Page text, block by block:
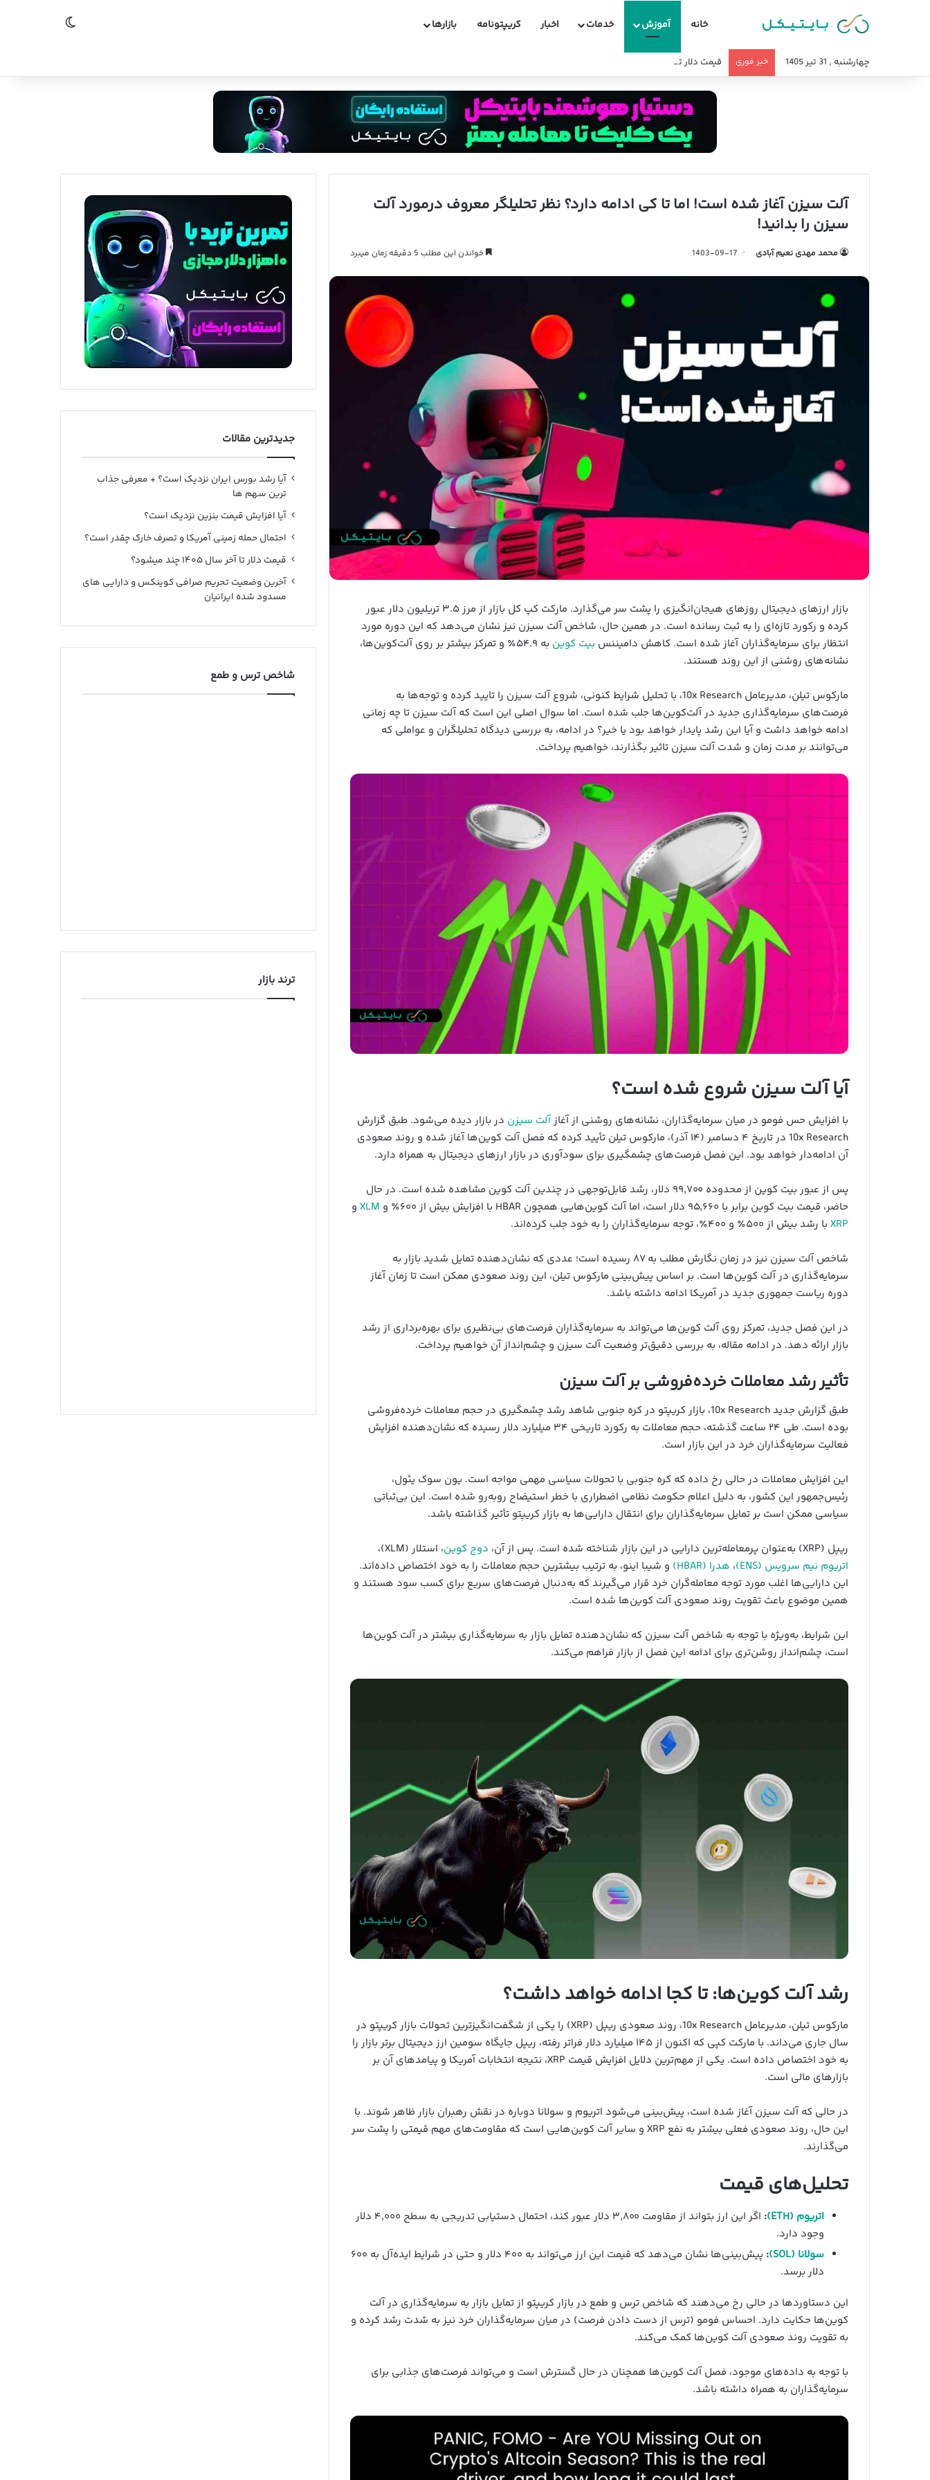
خانه آموزش خدمات اخبار کریپتونامه بازارها
چهارشنبه , 31 تیر 1405 خبر فوری قیمت دلار تا آخر سال ۱۴۰۵ چند میشود؟
آلت سیزن آغاز شده است! اما تا کی ادامه دارد؟ نظر تحلیلگر معروف درمورد آلت
سیزن را بدانید!
محمد مهدی نعیم آبادی 1403-09-17 خواندن این مطلب 5 دقیقه زمان میبرد
بازار ارزهای دیجیتال روزهای هیجان‌انگیزی را پشت سر می‌گذارد. مارکت کپ کل بازار از مرز ۳.۵ تریلیون دلار عبور
کرده و رکورد تازه‌ای را به ثبت رسانده است. در همین حال، شاخص آلت سیزن نیز نشان می‌دهد که این دوره مورد
انتظار برای سرمایه‌گذاران آغاز شده است. کاهش دامیننس بیت کوین
به ۵۴.۹٪ و تمرکز بیشتر بر روی آلت‌کوین‌ها،
نشانه‌های روشنی از این روند هستند.
مارکوس تیلن، مدیرعامل 10x Research، با تحلیل شرایط کنونی، شروع آلت سیزن را تایید کرده و توجه‌ها به
فرصت‌های سرمایه‌گذاری جدید در آلت‌کوین‌ها جلب شده است. اما سوال اصلی این است که آلت سیزن تا چه زمانی
ادامه خواهد داشت و آیا این رشد پایدار خواهد بود یا خیر؟ در ادامه، به بررسی دیدگاه تحلیلگران و عواملی که
می‌توانند بر مدت زمان و شدت آلت سیزن تاثیر بگذارند، خواهیم پرداخت.
آیا آلت سیزن شروع شده است؟
با افزایش حس فومو در میان سرمایه‌گذاران، نشانه‌های روشنی از آغازآلت سیزن در بازار دیده می‌شود. طبق گزارش
10x Research در تاریخ ۴ دسامبر (۱۴ آذر)، مارکوس تیلن تأیید کرده که فصل آلت کوین‌ها آغاز شده و روند صعودی
آن ادامه‌دار خواهد بود. این فصل فرصت‌های چشمگیری برای سودآوری در بازار ارزهای دیجیتال به همراه دارد.
پس از عبور بیت کوین از محدوده ۹۹,۷۰۰ دلار، رشد قابل‌توجهی در چندین آلت کوین مشاهده شده است. در حال
حاضر، قیمت بیت کوین برابر با ۹۵,۶۶۰ دلار است، اما آلت کوین‌هایی همچون HBAR با افزایش بیش از ۶۰۰٪ و
XLM و
XRP با رشد بیش از ۵۰۰٪ و ۴۰۰٪، توجه سرمایه‌گذاران را به خود جلب کرده‌اند.
شاخص آلت سیزن نیز در زمان نگارش مطلب به ۸۷ رسیده است؛ عددی که نشان‌دهنده تمایل شدید بازار به
سرمایه‌گذاری در آلت کوین‌ها است. بر اساس پیش‌بینی مارکوس تیلن، این روند صعودی ممکن است تا زمان آغاز
دوره ریاست جمهوری جدید در آمریکا ادامه داشته باشد.
در این فصل جدید، تمرکز روی آلت کوین‌ها می‌تواند به سرمایه‌گذاران فرصت‌های بی‌نظیری برای بهره‌برداری از رشد
بازار ارائه دهد. در ادامه مقاله، به بررسی دقیق‌تر وضعیت آلت سیزن و چشم‌انداز آن خواهیم پرداخت.
تأثیر رشد معاملات خرده‌فروشی بر آلت سیزن
طبق گزارش جدید 10x Research، بازار کریپتو در کره جنوبی شاهد رشد چشمگیری در حجم معاملات خرده‌فروشی
بوده است. طی ۲۴ ساعت گذشته، حجم معاملات به رکورد تاریخی ۳۴ میلیارد دلار رسیده که نشان‌دهنده افزایش
فعالیت سرمایه‌گذاران خرد در این بازار است.
این افزایش معاملات در حالی رخ داده که کره جنوبی با تحولات سیاسی مهمی مواجه است. یون سوک یئول،
رئیس‌جمهور این کشور، به دلیل اعلام حکومت نظامی اضطراری با خطر استیضاح روبه‌رو شده است. این بی‌ثباتی
سیاسی ممکن است بر تمایل سرمایه‌گذاران برای انتقال دارایی‌ها به بازار کریپتو تأثیر گذاشته باشد.
ریپل (XRP) به‌عنوان پرمعامله‌ترین دارایی در این بازار شناخته شده است. پس از آن، دوج کوین، استلار (XLM)،
اتریوم نیم سرویس (ENS)
، هدرا (HBAR)
و شیبا اینو، به ترتیب بیشترین حجم معاملات را به خود اختصاص داده‌اند.
این دارایی‌ها اغلب مورد توجه معامله‌گران خرد قرار می‌گیرند که به‌دنبال فرصت‌های سریع برای کسب سود هستند و
همین موضوع باعث تقویت روند صعودی آلت کوین‌ها شده است.
این شرایط، به‌ویژه با توجه به شاخص آلت سیزن که نشان‌دهنده تمایل بازار به سرمایه‌گذاری بیشتر در آلت کوین‌ها
است، چشم‌انداز روشن‌تری برای ادامه این فصل از بازار فراهم می‌کند.
رشد آلت کوین‌ها: تا کجا ادامه خواهد داشت؟
مارکوس تیلن، مدیرعامل 10x Research، روند صعودی ریپل (XRP) را یکی از شگفت‌انگیزترین تحولات بازار کریپتو در
سال جاری می‌داند. با مارکت کپی که اکنون از ۱۴۵ میلیارد دلار فراتر رفته، ریپل جایگاه سومین ارز دیجیتال برتر بازار را
به خود اختصاص داده است. یکی از مهم‌ترین دلایل افزایش قیمت XRP، نتیجه انتخابات آمریکا و پیامدهای آن بر
بازارهای مالی است.
در حالی که آلت سیزن آغاز شده است، پیش‌بینی می‌شود اتریوم و سولانا دوباره در نقش رهبران بازار ظاهر شوند. با
این حال، روند صعودی فعلی بیشتر به نفع XRP و سایر آلت کوین‌هایی است که مقاومت‌های مهم قیمتی را پشت سر
می‌گذارند.
تحلیل‌های قیمت
اتریوم (ETH) :
اگر این ارز بتواند از مقاومت ۳,۸۰۰ دلار عبور کند، احتمال دستیابی تدریجی به سطح ۴,۰۰۰ دلار
وجود دارد.
سولانا (SOL)
:
پیش‌بینی‌ها نشان می‌دهد که قیمت این ارز می‌تواند به ۴۰۰ دلار و حتی در شرایط ایده‌آل به ۶۰۰
دلار برسد.
این دستاوردها در حالی رخ می‌دهند که شاخص ترس و طمع در بازار کریپتو از تمایل بازار به سرمایه‌گذاری در آلت
کوین‌ها حکایت دارد. احساس فومو (ترس از دست دادن فرصت) در میان سرمایه‌گذاران خرد نیز به شدت رشد کرده و
به تقویت روند صعودی آلت کوین‌ها کمک می‌کند.
با توجه به داده‌های موجود، فصل آلت کوین‌ها همچنان در حال گسترش است و می‌تواند فرصت‌های جذابی برای
سرمایه‌گذاران به همراه داشته باشد.
جدیدترین مقالات
آیا رشد بورس ایران نزدیک است؟ + معرفی جذاب
ترین سهم ها
آیا افزایش قیمت بنزین نزدیک است؟
احتمال حمله زمینی آمریکا و تصرف خارک چقدر است؟
قیمت دلار تا آخر سال ۱۴۰۵ چند میشود؟
آخرین وضعیت تحریم صرافی کوینکس و دارایی های
مسدود شده ایرانیان
شاخص ترس و طمع
ترند بازار